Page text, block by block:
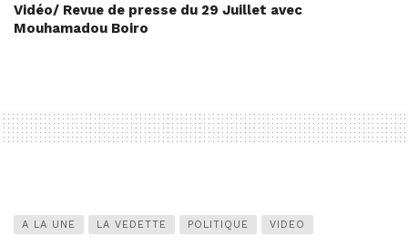
Vidéo/ Revue de presse du 29 Juillet avec
Mouhamadou Boiro
A LA UNE LA VEDETTE POLITIQUE VIDEO